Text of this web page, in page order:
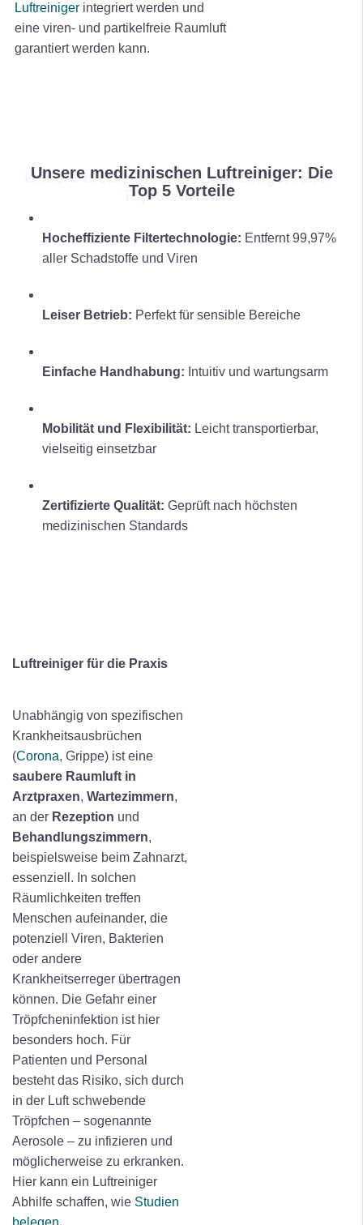
Luftreinigerintegriert werden und
eine viren- und partikelfreie Raumluft
garantiert werden kann.
Unsere medizinischen Luftreiniger: Die
Top 5 Vorteile
Hocheffiziente Filtertechnologie: Entfernt 99,97%
aller Schadstoffe und Viren
Leiser Betrieb: Perfekt für sensible Bereiche
Einfache Handhabung: Intuitiv und wartungsarm
Mobilität und Flexibilität: Leicht transportierbar,
vielseitig einsetzbar
Zertifizierte Qualität: Geprüft nach höchsten
medizinischen Standards
Luftreiniger für die Praxis
Unabhängig von spezifischen
Krankheitsausbrüchen
(Corona, Grippe) ist eine
saubere Raumluft in
Arztpraxen, Wartezimmern,
an der Rezeption und
Behandlungszimmern,
beispielsweise beim Zahnarzt,
essenziell. In solchen
Räumlichkeiten treffen
Menschen aufeinander, die
potenziell Viren, Bakterien
oder andere
Krankheitserreger übertragen
können. Die Gefahr einer
Tröpfcheninfektion ist hier
besonders hoch. Für
Patienten und Personal
besteht das Risiko, sich durch
in der Luft schwebende
Tröpfchen – sogenannte
Aerosole – zu infizieren und
möglicherweise zu erkranken.
Hier kann ein Luftreiniger
Abhilfe schaffen, wie Studien